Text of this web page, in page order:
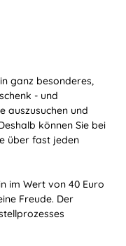
ganz besonderes,
- und
auszusuchen und
können Sie bei
über fast jeden
im Wert von 40 Euro
Freude. Der